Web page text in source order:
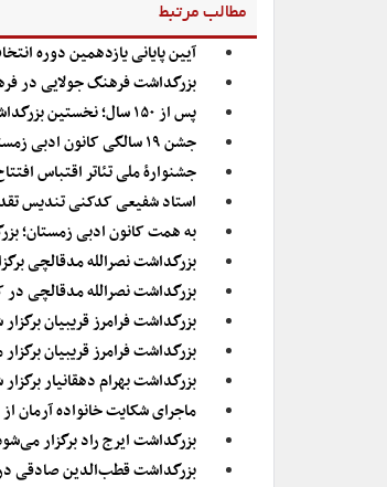
مطالب مرتبط
آیین پایانی یازدهمین دوره‌
بزرگداشت فرهنگ جولایی در
پس از ۱۵۰ سال؛ نخستین بزرگداشت جناب دماوندی برگزار می‌شود
جشن ۱۹ سالگی کانون ادبی زمستان برگزار شد؛ اهدای مدال سال به شهره سلطانی و مهدی یغمایی/ ایرج مهدیان تجلیل شد
جشنوارۀ ملی تئاتر اقتباس
استاد شفیعی کدکنی تندیس
به همت کانون ادبی زمستان؛
بزرگداشت نصرالله مدقالچی
بزرگداشت نصرالله مدقالچی در
بزرگداشت فرامرز قریبیان
بزرگداشت فرامرز قریبیان
بزرگداشت بهرام دهقانیار
ماجرای شکایت خانواده آرمان
بزرگداشت ایرج راد برگزار
بزرگداشت قطب‌الدین صادقی